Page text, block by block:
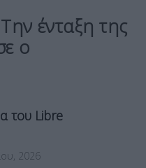
ένταξη της
ο
του Libre
2026